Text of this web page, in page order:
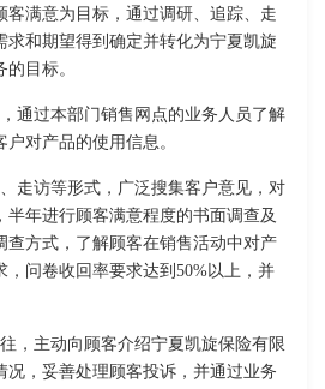
客满意为目标，通过调研、追踪、走
求和期望得到确定并转化为宁夏凯旋
目标。
通过本部门销售网点的业务人员了解
对产品的使用信息。
走访等形式，广泛搜集客户意见，对
半年进行顾客满意程度的书面调查及
查方式，了解顾客在销售活动中对产
，问卷收回率要求达到50%以上，并
，主动向顾客介绍宁夏凯旋保险有限
况，妥善处理顾客投诉，并通过业务